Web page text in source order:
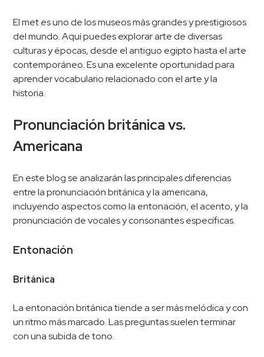
El met es uno de los museos más grandes y prestigiosos
del mundo. Aquí puedes explorar arte de diversas
culturas y épocas, desde el antiguo egipto hasta el arte
contemporáneo. Es una excelente oportunidad para
aprender vocabulario relacionado con el arte y la
historia.
Pronunciación británica vs.
Americana
En este blog se analizarán las principales diferencias
entre la pronunciación británica y la americana,
incluyendo aspectos como la entonación, el acento, y la
pronunciación de vocales y consonantes específicas.
Entonación
Británica
La entonación británica tiende a ser más melódica y con
un ritmo más marcado. Las preguntas suelen terminar
con una subida de tono.